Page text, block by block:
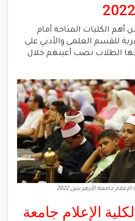
أهم الكليات المتاحة أمام
للقسم العلمي والأدبي على
الطلاب نصب أعينهم خلال
جامعة الأزهر بنين 2022
الإعلام جامعة